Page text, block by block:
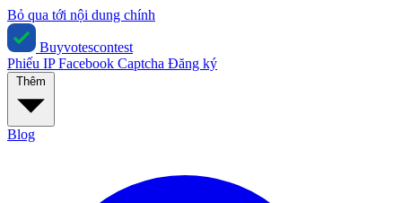
Bỏ qua tới nội dung chính
Buyvotescontest
Phiếu IPFacebook Captcha Đăng ký
Blog